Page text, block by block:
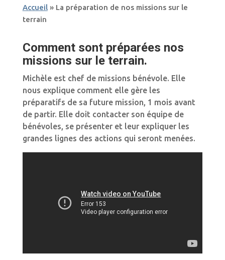
Accueil» La préparation de nos missions sur le
terrain
Comment sont préparées nos
missions sur le terrain.
Michèle est chef de missions bénévole. Elle
nous explique comment elle gère les
préparatifs de sa future mission, 1 mois avant
de partir. Elle doit contacter son équipe de
bénévoles, se présenter et leur expliquer les
grandes lignes des actions qui seront menées.